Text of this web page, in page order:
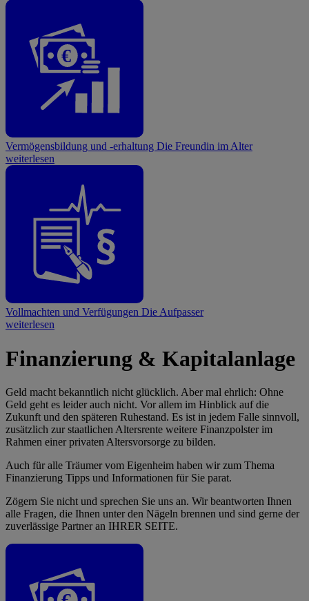
€
Vermögensbildung und -erhaltung Die Freundin im Alter
weiterlesen
Vollmachten und Verfügungen Die Aufpasser
weiterlesen
Finanzierung & Kapitalanlage
Geld macht bekanntlich nicht glücklich. Aber mal ehrlich: Ohne
Geld geht es leider auch nicht. Vor allem im Hinblick auf die
Zukunft und den späteren Ruhestand. Es ist in jedem Falle sinnvoll,
zusätzlich zur staatlichen Altersrente weitere Finanzpolster im
Rahmen einer privaten Altersvorsorge zu bilden.
Auch für alle Träumer vom Eigenheim haben wir zum Thema
Finanzierung Tipps und Informationen für Sie parat.
Zögern Sie nicht und sprechen Sie uns an. Wir beantworten Ihnen
alle Fragen, die Ihnen unter den Nägeln brennen und sind gerne der
zuverlässige Partner an IHRER SEITE.